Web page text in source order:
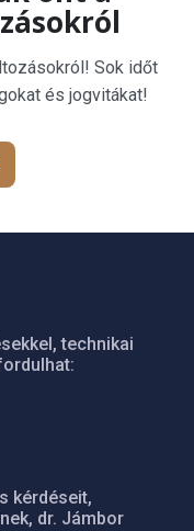
Sok időt
és jogvitákat!
technikai
kérdéseit,
dr. Jámbor